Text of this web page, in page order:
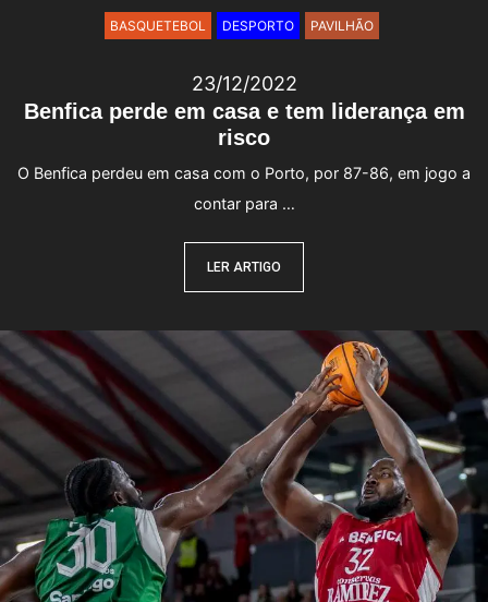
Benfica perde em casa e tem liderança em
risco
23/12/2022
O Benfica perdeu em casa com o Porto, por 87-86, em jogo a
contar para …
LER ARTIGO
BASQUETEBOL DESPORTO PAVILHÃO